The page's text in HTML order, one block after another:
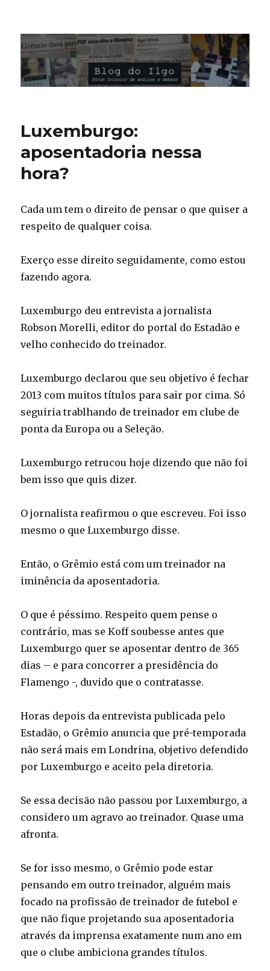
Blog do Ilgo Wink
Luxemburgo:
aposentadoria nessa
hora?
Cada um tem o direito de pensar o que quiser a
respeito de qualquer coisa.
Exerço esse direito seguidamente, como estou
fazendo agora.
Luxemburgo deu entrevista a jornalista
Robson Morelli, editor do portal do Estadão e
velho conhecido do treinador.
Luxemburgo declarou que seu objetivo é fechar
2013 com muitos títulos para sair por cima. Só
seguiria trablhando de treinador em clube de
ponta da Europa ou a Seleção.
Luxemburgo retrucou hoje dizendo que não foi
bem isso que quis dizer.
O jornalista reafirmou o que escreveu. Foi isso
mesmo o que Luxemburgo disse.
Então, o Grêmio está com um treinador na
iminência da aposentadoria.
O que é péssimo. Respeito quem pense o
contrário, mas se Koff soubesse antes que
Luxemburgo quer se aposentar dentro de 365
dias – e para concorrer a presidência do
Flamengo -, duvido que o contratasse.
Horas depois da entrevista publicada pelo
Estadão, o Grêmio anuncia que pré-temporada
não será mais em Londrina, objetivo defendido
por Luxemburgo e aceito pela diretoria.
Se essa decisão não passou por Luxemburgo, a
considero um agravo ao treinador. Quase uma
afronta.
Se for isso mesmo, o Grêmio pode estar
pensando em outro treinador, alguém mais
focado na profissão de treinador de futebol e
que não fique projetando sua aposentadoria
através da imprensa exatamente num ano em
que o clube ambiciona grandes títulos.